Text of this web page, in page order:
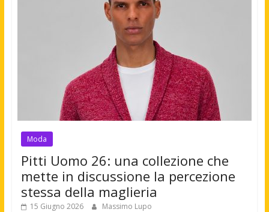
Moda
Pitti Uomo 26: una collezione che
mette in discussione la percezione
stessa della maglieria
15 Giugno 2026 Massimo Lupo